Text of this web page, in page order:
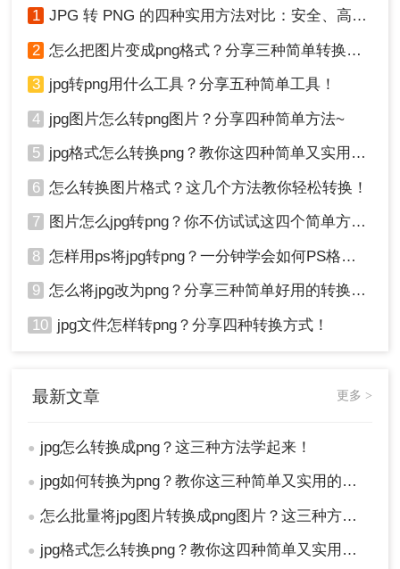
1 JPG 转 PNG 的四种实用方法对比：安全、高效转换指南！
2 怎么把图片变成png格式？分享三种简单转换方法！
3 jpg转png用什么工具？分享五种简单工具！
4 jpg图片怎么转png图片？分享四种简单方法~
5 jpg格式怎么转换png？教你这四种简单又实用的方法！
6 怎么转换图片格式？这几个方法教你轻松转换！
7 图片怎么jpg转png？你不仿试试这四个简单方法！
8 怎样用ps将jpg转png？一分钟学会如何PS格式转换！
9 怎么将jpg改为png？分享三种简单好用的转换方法
10 jpg文件怎样转png？分享四种转换方式！
最新文章 更多 >
● jpg怎么转换成png？这三种方法学起来！
● jpg如何转换为png？教你这三种简单又实用的方法！
● 怎么批量将jpg图片转换成png图片？这三种方法任你选择！
● jpg格式怎么转换png？教你这四种简单又实用的方法！